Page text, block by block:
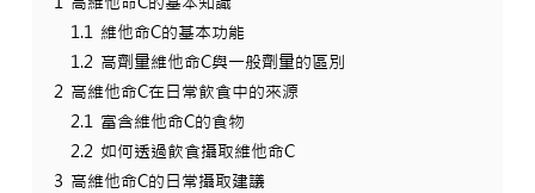
1.1 維他命C的基本功能
1.2 高劑量維他命C與一般劑量的區別
2 高維他命C在日常飲食中的來源
2.1 富含維他命C的食物
2.2 如何透過飲食攝取維他命C
3 高維他命C的日常攝取建議